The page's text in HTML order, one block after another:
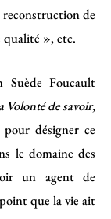
de
qualité », etc.
Suède Foucault
Volonté de savoir,
désigner ce
le domaine des
un agent de
que la vie ait